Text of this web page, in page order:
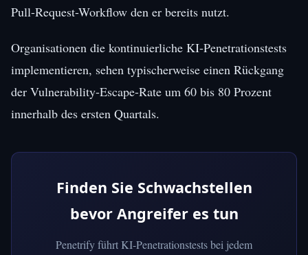
Pull-Request-Workflow den er bereits nutzt.
Organisationen die kontinuierliche KI-Penetrationstests
implementieren, sehen typischerweise einen Rückgang
der Vulnerability-Escape-Rate um 60 bis 80 Prozent
innerhalb des ersten Quartals.
Finden Sie Schwachstellen
bevor Angreifer es tun
Penetrify führt KI-Penetrationstests bei jedem